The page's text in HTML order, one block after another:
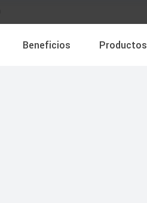
Beneficios Productos